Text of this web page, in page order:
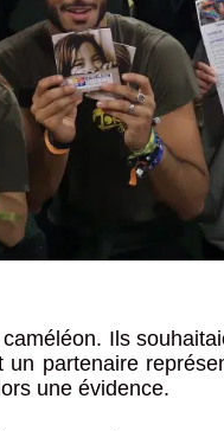
Ils
partenaire
une évidence.